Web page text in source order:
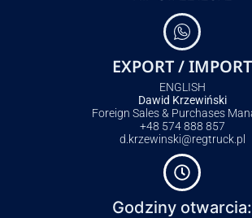
EXPORT / IMPORT
ENGLISH
Dawid Krzewiński
Foreign Sales & Purchases
+48 574 888 857
d.krzewinski@regtruck.pl
Godziny otwarcia: